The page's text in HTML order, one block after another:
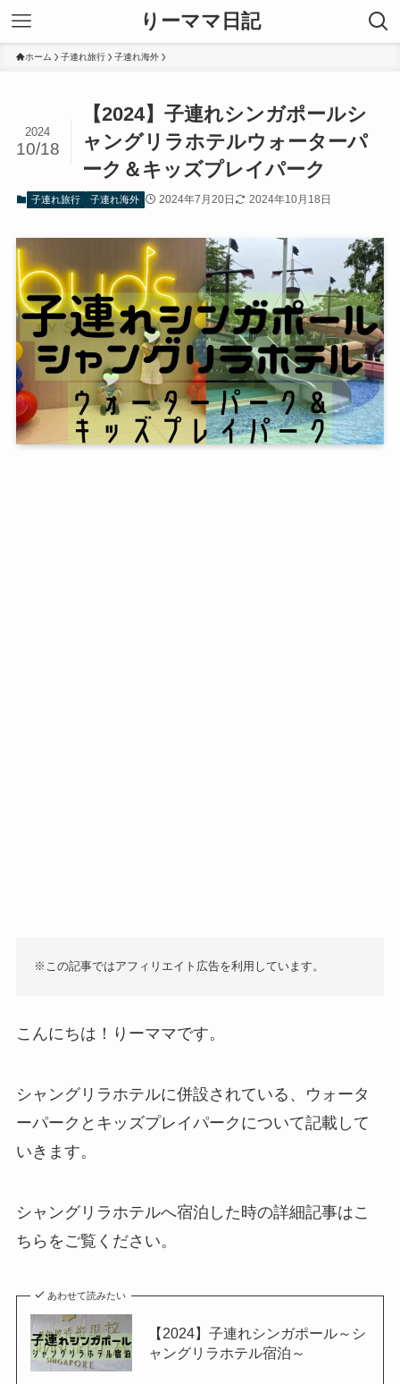
りーママ日記
ホーム 子連れ旅行 子連れ海外
【2024】子連れシンガポールシ
ャングリラホテルウォーターパ
ーク＆キッズプレイパーク
2024
10/18
子連れ旅行 子連れ海外 2024年7月20日 2024年10月18日
※この記事ではアフィリエイト広告を利用しています。
こんにちは！りーママです。
シャングリラホテルに併設されている、ウォータ
ーパークとキッズプレイパークについて記載して
いきます。
シャングリラホテルへ宿泊した時の詳細記事はこ
ちらをご覧ください。
あわせて読みたい
【2024】子連れシンガポール～シ
ャングリラホテル宿泊～